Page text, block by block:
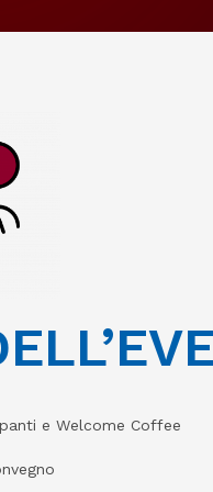
e Welcome Coffee